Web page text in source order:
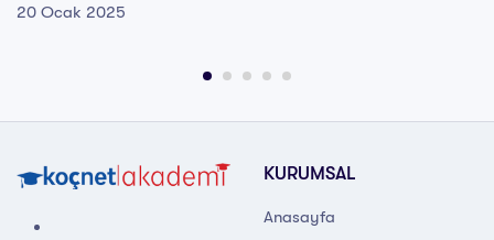
20 Ocak 2025
KURUMSAL
Anasayfa